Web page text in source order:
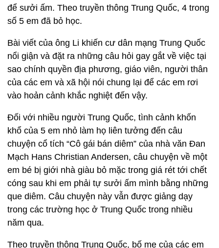
để sưởi ấm. Theo truyền thông Trung Quốc, 4 trong
số 5 em đã bỏ học.
Bài viết của ông Li khiến cư dân mạng Trung Quốc
nổi giận và đặt ra những câu hỏi gay gắt về việc tại
sao chính quyền địa phương, giáo viên, người thân
của các em và xã hội nói chung lại để các em rơi
vào hoản cảnh khắc nghiệt đến vậy.
Đối với nhiều người Trung Quốc, tình cảnh khốn
khổ của 5 em nhỏ làm họ liên tưởng đến câu
chuyện cổ tích “Cô gái bán diêm” của nhà văn Đan
Mạch Hans Christian Andersen, câu chuyện về một
em bé bị giới nhà giàu bỏ mặc trong giá rét tới chết
cóng sau khi em phải tự sưởi ấm mình bằng những
que diêm. Câu chuyện này vẫn được giảng dạy
trong các trường học ở Trung Quốc trong nhiều
năm qua.
Theo truyền thông Trung Quốc, bố mẹ của các em